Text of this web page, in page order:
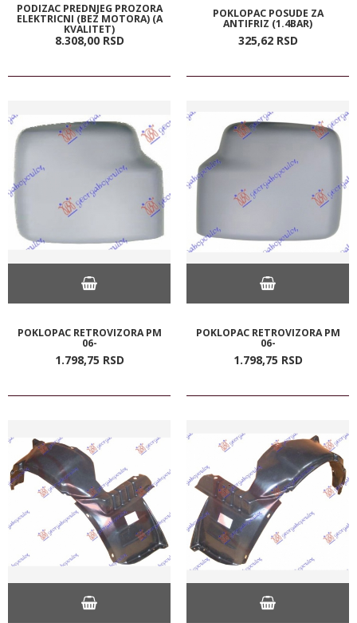
PODIZAC PREDNJEG PROZORA
ELEKTRICNI (BEZ MOTORA) (A
KVALITET)
8.308,00 RSD
POKLOPAC POSUDE ZA
ANTIFRIZ (1.4BAR)
325,62 RSD
POKLOPAC RETROVIZORA PM
06-
1.798,75 RSD
POKLOPAC RETROVIZORA PM
06-
1.798,75 RSD